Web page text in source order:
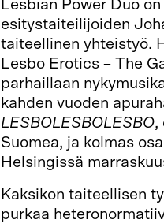
Lesbian Power Duo
esitystaiteilijoiden
taiteellinen yhteistyö.
Lesbo Erotics – The
parhaillaan
kahden vuoden
LESBOLESBOLESBO,
Suomea, ja kolmas osa
Helsingissä
Kaksikon taiteellisen
purkaa